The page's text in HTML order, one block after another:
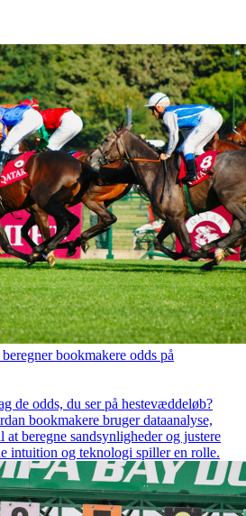
bookmakere odds på
de odds, du ser på hestevæddeløb?
bookmakere bruger dataanalyse,
beregne sandsynligheder og justere
intuition og teknologi spiller en rolle.